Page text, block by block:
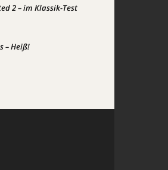
2 – im Klassik-Test
– Heiß!